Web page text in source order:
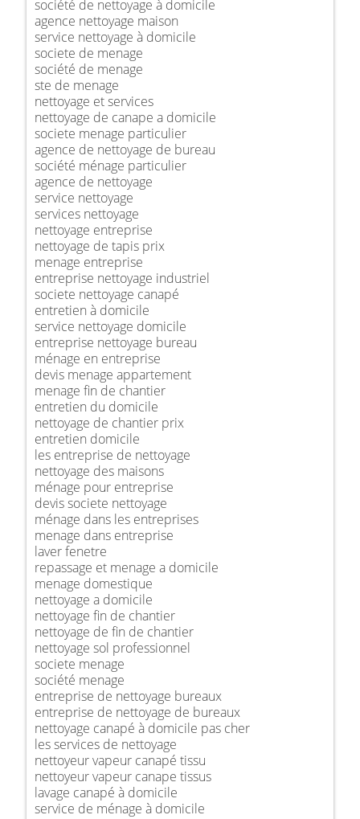
société de nettoyage à domicile
agence nettoyage maison
service nettoyage à domicile
societe de menage
société de menage
ste de menage
nettoyage et services
nettoyage de canape a domicile
societe menage particulier
agence de nettoyage de bureau
société ménage particulier
agence de nettoyage
service nettoyage
services nettoyage
nettoyage entreprise
nettoyage de tapis prix
menage entreprise
entreprise nettoyage industriel
societe nettoyage canapé
entretien à domicile
service nettoyage domicile
entreprise nettoyage bureau
ménage en entreprise
devis menage appartement
menage fin de chantier
entretien du domicile
nettoyage de chantier prix
entretien domicile
les entreprise de nettoyage
nettoyage des maisons
ménage pour entreprise
devis societe nettoyage
ménage dans les entreprises
menage dans entreprise
laver fenetre
repassage et menage a domicile
menage domestique
nettoyage a domicile
nettoyage fin de chantier
nettoyage de fin de chantier
nettoyage sol professionnel
societe menage
société menage
entreprise de nettoyage bureaux
entreprise de nettoyage de bureaux
nettoyage canapé à domicile pas cher
les services de nettoyage
nettoyeur vapeur canapé tissu
nettoyeur vapeur canape tissus
lavage canapé à domicile
service de ménage à domicile